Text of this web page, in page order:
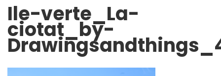
Ile-verte_La-
ciotat_by-